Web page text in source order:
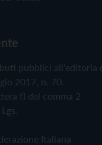
pubblici all'editoria
2017, n. 70.
f) del comma 2
Italiana